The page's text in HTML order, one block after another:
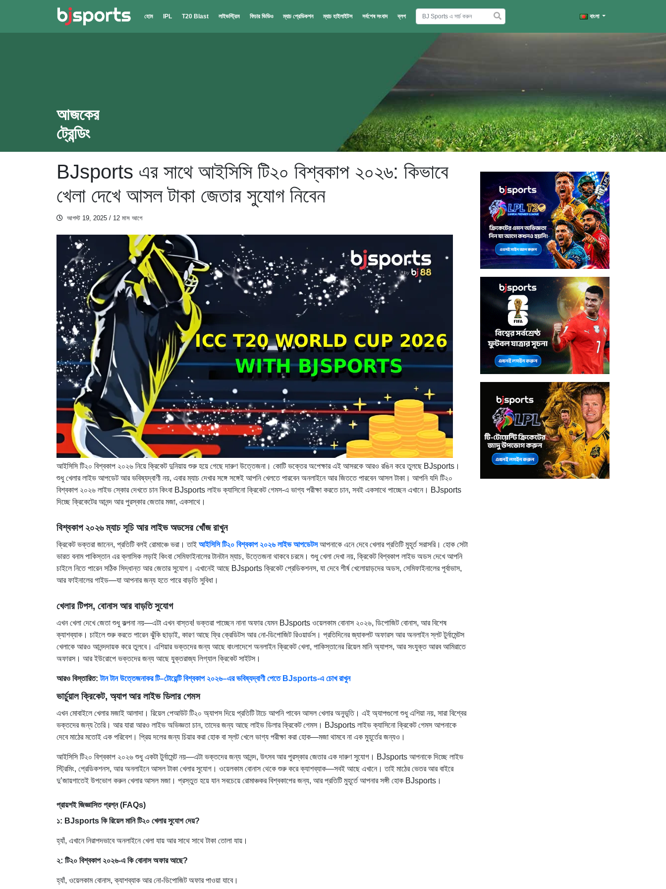
Skip to main content
হোম IPL T20 Blast লাইভস্ট্রিম ফিচার ভিডিও ম্যাচ প্রেডিকশন ম্যাচ হাইলাইটস সর্বশেষ সংবাদ ব্লগ বাংলা
আজকের
ট্রেন্ডিং
BJsports এর সাথে আইসিসি টি২০ বিশ্বকাপ ২০২৬: কিভাবে
খেলা দেখে আসল টাকা জেতার সুযোগ নিবেন
আগস্ট 19, 2025 / 12 মাস আগে
আইসিসি টি২০ বিশ্বকাপ ২০২৬ নিয়ে ক্রিকেট দুনিয়ায় শুরু হয়ে গেছে দারুণ উত্তেজনা। কোটি ভক্তের অপেক্ষার এই আসরকে আরও রঙিন করে তুলছে BJsports।
শুধু খেলার লাইভ আপডেট আর ভবিষ্যদ্বাণী নয়, এবার ম্যাচ দেখার সঙ্গে সঙ্গেই আপনি খেলতে পারবেন অনলাইনে আর জিততে পারবেন আসল টাকা। আপনি যদি টি২০
বিশ্বকাপ ২০২৬ লাইভ স্কোর দেখতে চান কিংবা BJsports লাইভ ক্যাসিনো ক্রিকেট গেমস-এ ভাগ্য পরীক্ষা করতে চান, সবই একসাথে পাচ্ছেন এখানে। BJsports
দিচ্ছে ক্রিকেটের আনন্দ আর পুরস্কার জেতার মজা, একসাথে।
বিশ্বকাপ ২০২৬ ম্যাচ সূচি আর লাইভ অডসের খোঁজ রাখুন
ক্রিকেট ভক্তরা জানেন, প্রতিটি বলই রোমাঞ্চে ভরা। তাই আইসিসি টি২০ বিশ্বকাপ ২০২৬ লাইভ আপডেটসআপনাকে এনে দেবে খেলার প্রতিটি মুহূর্ত সরাসরি। হোক সেটা
ভারত বনাম পাকিস্তান এর ক্লাসিক লড়াই কিংবা সেমিফাইনালের টানটান ম্যাচ, উত্তেজনা থাকবে চরমে। শুধু খেলা দেখা নয়, ক্রিকেট বিশ্বকাপ লাইভ অডস দেখে আপনি
চাইলে নিতে পারেন সঠিক সিদ্ধান্ত আর জেতার সুযোগ। এখানেই আছে BJsports ক্রিকেট প্রেডিকশনস, যা দেবে শীর্ষ খেলোয়াড়দের অডস, সেমিফাইনালের পূর্বাভাস,
আর ফাইনালের গাইড—যা আপনার জন্য হতে পারে বাড়তি সুবিধা।
খেলার টিপস, বোনাস আর বাড়তি সুযোগ
এখন খেলা দেখে জেতা শুধু কল্পনা নয়—এটা এখন বাস্তব! ভক্তরা পাচ্ছেন নানা অফার যেমন BJsports ওয়েলকাম বোনাস ২০২৬, ডিপোজিট বোনাস, আর বিশেষ
ক্যাশব্যাক। চাইলে শুরু করতে পারেন ঝুঁকি ছাড়াই, কারণ আছে ফ্রি ক্রেডিটস আর নো-ডিপোজিট রিওয়ার্ডস। প্রতিদিনের জ্যাকপট অফারস আর অনলাইন স্লট টুর্নামেন্টস
খেলাকে আরও আনন্দদায়ক করে তুলবে। এশিয়ার ভক্তদের জন্য আছে বাংলাদেশে অনলাইন ক্রিকেট খেলা, পাকিস্তানের রিয়েল মানি অ্যাপস, আর সংযুক্ত আরব আমিরাতে
অফারস। আর ইউরোপে ভক্তদের জন্য আছে যুক্তরাজ্য লিগ্যাল ক্রিকেট সাইটস।
আরও বিস্তারিত:টান টান উত্তেজনাকর টি–টোয়েন্টি বিশ্বকাপ ২০২৬–এর ভবিষ্যদ্বাণী পেতে BJsports-এ চোখ রাখুন
ভার্চুয়াল ক্রিকেট, অ্যাপ আর লাইভ ডিলার গেমস
এখন মোবাইলে খেলার মজাই আলাদা। রিয়েল পেআউট টি২০ অ্যাপস দিয়ে প্রতিটি টাচে আপনি পাবেন আসল খেলার অনুভূতি। এই অ্যাপগুলো শুধু এশিয়া নয়, সারা বিশ্বের
ভক্তদের জন্য তৈরি। আর যারা আরও লাইভ অভিজ্ঞতা চান, তাদের জন্য আছে লাইভ ডিলার ক্রিকেট গেমস। BJsports লাইভ ক্যাসিনো ক্রিকেট গেমস আপনাকে
দেবে মাঠের মতোই এক পরিবেশ। প্রিয় দলের জন্য চিয়ার করা হোক বা স্লট খেলে ভাগ্য পরীক্ষা করা হোক—মজা থামবে না এক মুহূর্তের জন্যও।
আইসিসি টি২০ বিশ্বকাপ ২০২৬ শুধু একটা টুর্নামেন্ট নয়—এটা ভক্তদের জন্য আনন্দ, উৎসব আর পুরস্কার জেতার এক দারুণ সুযোগ। BJsports আপনাকে দিচ্ছে লাইভ
স্ট্রিমিং, প্রেডিকশনস, আর অনলাইনে আসল টাকা খেলার সুযোগ। ওয়েলকাম বোনাস থেকে শুরু করে ক্যাশব্যাক—সবই আছে এখানে। তাই মাঠের ভেতর আর বাইরে
দু’জায়গাতেই উপভোগ করুন খেলার আসল মজা। প্রস্তুত হয়ে যান সবচেয়ে রোমাঞ্চকর বিশ্বকাপের জন্য, আর প্রতিটি মুহূর্তে আপনার সঙ্গী হোক BJsports।
প্রায়শই জিজ্ঞাসিত প্রশ্ন(FAQs)
১: BJsports কি রিয়েল মানি টি২০ খেলার সুযোগ দেয়?
হ্যাঁ, এখানে নিরাপদভাবে অনলাইনে খেলা যায় আর সাথে সাথে টাকা তোলা যায়।
২: টি২০ বিশ্বকাপ ২০২৬-এ কি বোনাস অফার আছে?
হ্যাঁ, ওয়েলকাম বোনাস, ক্যাশব্যাক আর নো-ডিপোজিট অফার পাওয়া যাবে।